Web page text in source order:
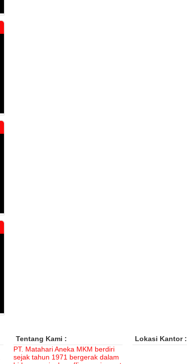
Tentang Kami :
PT. Matahari Aneka MKM berdiri
sejak tahun 1971 bergerak dalam
Lokasi Kantor :